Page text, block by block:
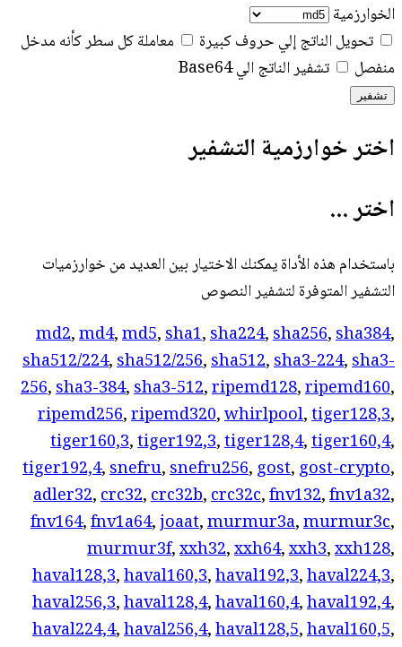
الخوارزمية
تحويل الناتج إلي حروف كبيرة
معاملة كل سطر كأنه مدخل
منفصل
تشفير الناتج الي Base64
تشفير
اختر خوارزمية التشفير
اختر ...
باستخدام هذه الأداة يمكنك الاختيار بين العديد من خوارزميات
التشفير المتوفرة لتشفير النصوص
md2,md4,md5,sha1,sha224,sha256,sha384,
sha512/224,sha512/256,sha512,sha3-224,sha3-
256,sha3-384,sha3-512,ripemd128,ripemd160,
ripemd256,ripemd320,whirlpool,tiger128,3,
tiger160,3,tiger192,3,tiger128,4,tiger160,4,
tiger192,4,snefru,snefru256, gost, gost-crypto,
adler32,crc32,crc32b,crc32c,fnv132,fnv1a32,
fnv164,fnv1a64,joaat,murmur3a,murmur3c,
murmur3f,xxh32,xxh64,xxh3,xxh128,
haval128,3,haval160,3,haval192,3,haval224,3,
haval256,3,haval128,4,haval160,4,haval192,4,
haval224,4,haval256,4,haval128,5,haval160,5,